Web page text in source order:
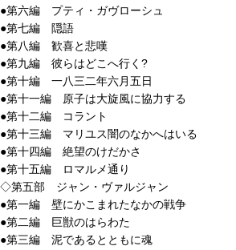
●第六編 プティ・ガヴローシュ
●第七編 隠語
●第八編 歓喜と悲嘆
●第九編 彼らはどこへ行く?
●第十編 一八三二年六月五日
●第十一編 原子は大旋風に協力する
●第十二編 コラント
●第十三編 マリユス闇のなかへはいる
●第十四編 絶望のけだかさ
●第十五編 ロマルメ通り
◇第五部 ジャン・ヴァルジャン
●第一編 壁にかこまれたなかの戦争
●第二編 巨獣のはらわた
●第三編 泥であるとともに魂